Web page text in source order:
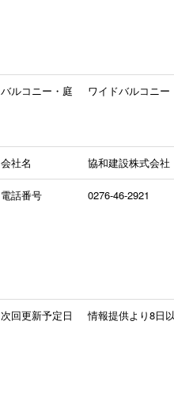
バルコニー・庭 ワイドバルコニー
会社名 協和建設株式会社
電話番号 0276-46-2921
次回更新予定日 情報提供より8日